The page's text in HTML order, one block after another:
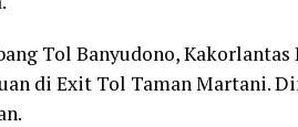
Tol Banyudono,
di Exit Tol Taman Martani.